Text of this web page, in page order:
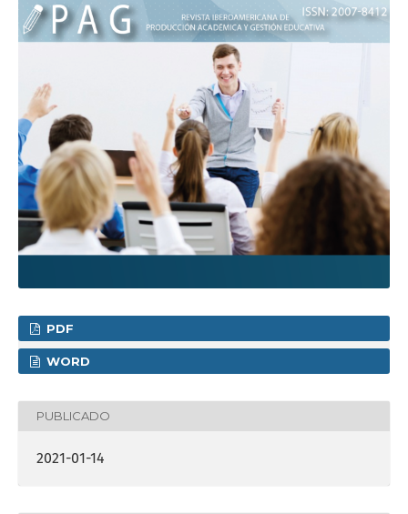
PDF
WORD
PUBLICADO
2021-01-14